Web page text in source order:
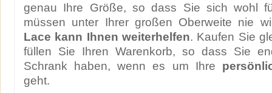
genau Ihre Größe, so dass Sie sich wohl
müssen unter Ihrer großen Oberweite nie
Lace kann Ihnen weiterhelfen. Kaufen Sie
füllen Sie Ihren Warenkorb, so dass Sie
Schrank haben, wenn es um Ihre
geht.